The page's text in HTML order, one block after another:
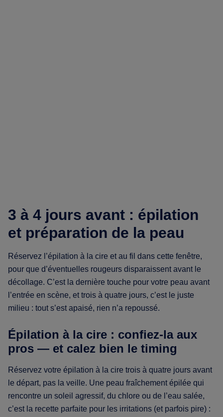
3 à 4 jours avant : épilation
et préparation de la peau
Réservez l’épilation à la cire et au fil dans cette fenêtre,
pour que d’éventuelles rougeurs disparaissent avant le
décollage. C’est la dernière touche pour votre peau avant
l’entrée en scène, et trois à quatre jours, c’est le juste
milieu : tout s’est apaisé, rien n’a repoussé.
Épilation à la cire : confiez-la aux
pros — et calez bien le timing
Réservez votre épilation à la cire trois à quatre jours avant
le départ, pas la veille. Une peau fraîchement épilée qui
rencontre un soleil agressif, du chlore ou de l’eau salée,
c’est la recette parfaite pour les irritations (et parfois pire) :